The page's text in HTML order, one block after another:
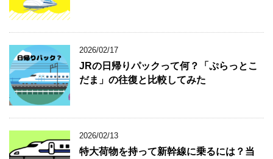
2026/02/17
JRの日帰りパックって何？「ぷらっとこ
だま」の往復と比較してみた
2026/02/13
特大荷物を持って新幹線に乗るには？当